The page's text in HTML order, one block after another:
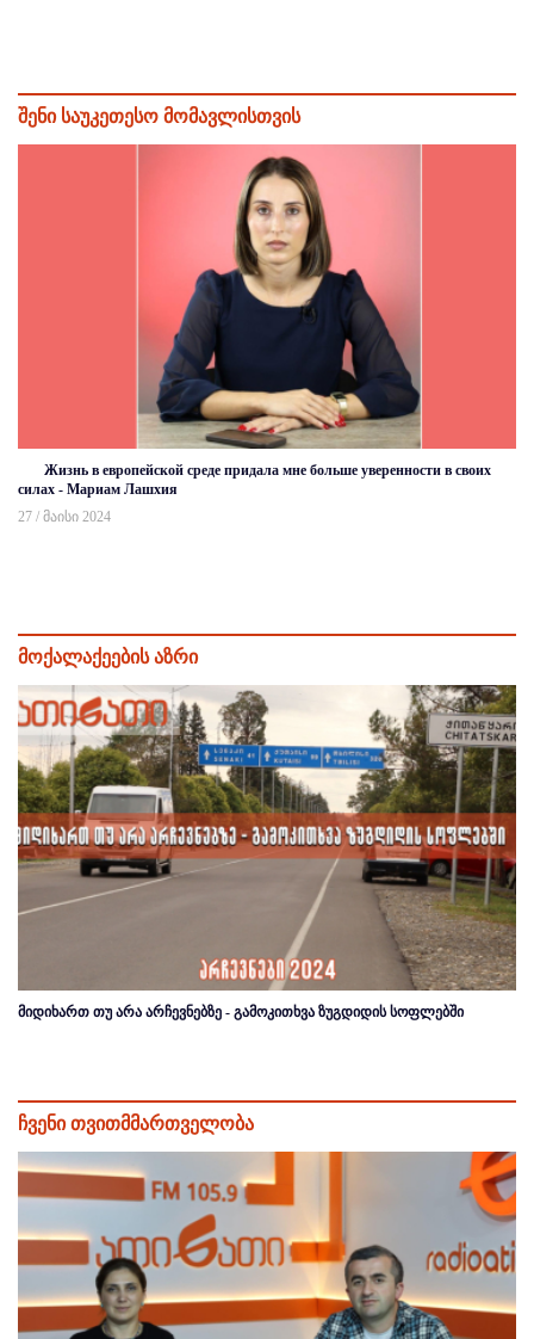
შენი საუკეთესო მომავლისთვის
Жизнь в европейской среде придала мне больше уверенности в своих
силах - Мариам Лашхия
27 / მაისი 2024
მოქალაქეების აზრი
მიდიხართ თუ არა არჩევნებზე - გამოკითხვა ზუგდიდის სოფლებში
ჩვენი თვითმმართველობა